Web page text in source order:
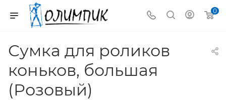
0
Сумка для роликов
коньков, большая
(Розовый)